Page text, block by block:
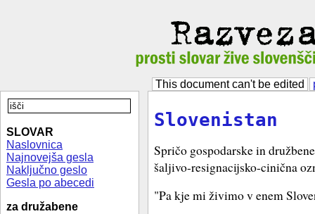
This document can't be edited
SLOVAR
Naslovnica
Najnovejša gesla
Naključno geslo
Gesla po abecedi
za družabene
Slovenistan
Spričo gospodarske in
šaljivo-resignacijsko-cinična
"Pa kje mi živimo v enem